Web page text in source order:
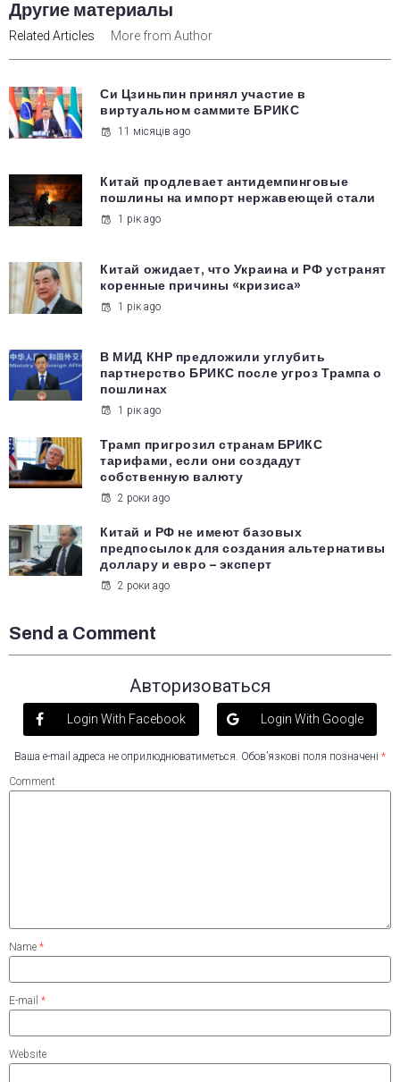
Другие материалы
Related Articles More from Author
Си Цзиньпин принял участие в
виртуальном саммите БРИКС
11 місяців ago
Китай продлевает антидемпинговые
пошлины на импорт нержавеющей стали
1 рік ago
Китай ожидает, что Украина и РФ устранят
коренные причины «кризиса»
1 рік ago
В МИД КНР предложили углубить
партнерство БРИКС после угроз Трампа о
пошлинах
1 рік ago
Трамп пригрозил странам БРИКС
тарифами, если они создадут
собственную валюту
2 роки ago
Китай и РФ не имеют базовых
предпосылок для создания альтернативы
доллару и евро – эксперт
2 роки ago
Send a Comment
Авторизоваться
Login With Facebook Login With Google
Ваша e-mail адреса не оприлюднюватиметься. Обов’язкові поля позначені *
Comment
Name *
E-mail *
Website